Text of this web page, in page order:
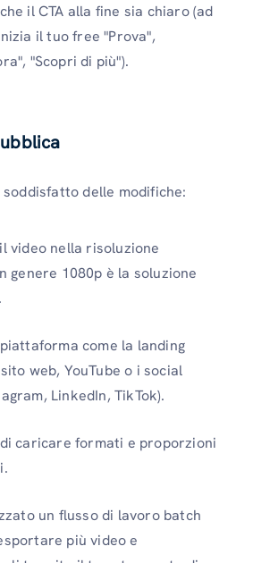
il CTA alla fine sia chiaro (ad
il tuo free "Prova",
"Scopri di più").
delle modifiche:
video nella risoluzione
genere 1080p è la soluzione
come la landing
web, YouTube o i social
LinkedIn, TikTok).
caricare formati e proporzioni
un flusso di lavoro batch
più video e